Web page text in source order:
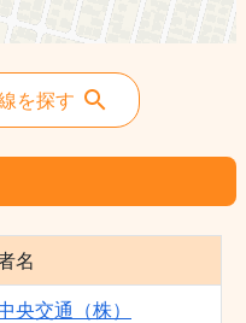
を探す
名
央交通（株）